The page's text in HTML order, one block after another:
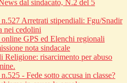
dal sindacato, N.2 del 5
Arretrati stipendiali: Fgu/Snadir
nei cedolini
GPS ed Elenchi regionali
nota sindacale
Religione: risarcimento per abuso
- Fede sotto accusa in classe?